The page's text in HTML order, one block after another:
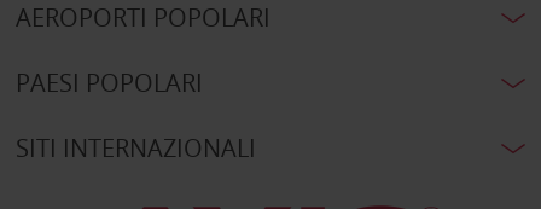
AEROPORTI POPOLARI
PAESI POPOLARI
SITI INTERNAZIONALI